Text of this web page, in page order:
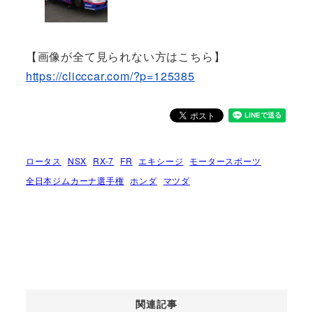
【画像が全て見られない方はこちら】
https://clicccar.com/?p=125385
ロータス NSX RX-7 FR エキシージ
モータースポーツ
全日本ジムカーナ選手権 ホンダ マツダ
関連記事